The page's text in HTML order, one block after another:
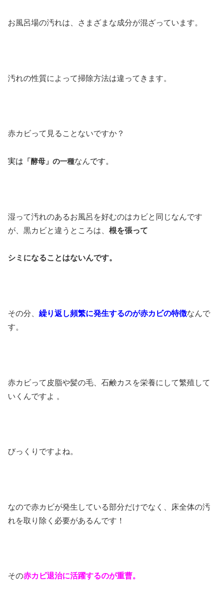
お風呂場の汚れは、さまざまな成分が混ざっています。
汚れの性質によって掃除方法は違ってきます。
赤カビって見ることないですか？
実は 「酵母」の一種なんです。
湿って汚れのあるお風呂を好むのはカビと同じなんです
が、黒カビと違うところは、 根を張って
シミになることはないんです。
その分、 繰り返し頻繁に発生するのが赤カビの特徴なんで
す。
赤カビって皮脂や髪の毛、石鹸カスを栄養にして繁殖して
いくんですよ 。
びっくりですよね。
なので赤カビが発生している部分だけでなく、床全体の汚
れを取り除く必要があるんです！
その赤カビ退治に活躍するのが重曹。